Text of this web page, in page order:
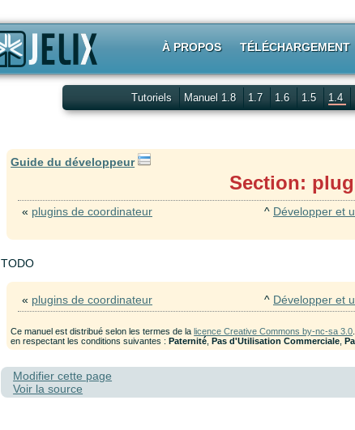
À PROPOS TÉLÉCHARGEMENT
Tutoriels Manuel 1.8 1.7 1.6 1.5 1.4
Guide du développeur
Section:
« plugins de coordinateur ^ Développer et
TODO
« plugins de coordinateur ^ Développer et
Ce manuel est distribué selon les termes de la licence Creative Commons by-nc-sa 3.0
en respectant les conditions suivantes : Paternité Pas d'Utilisation Commerciale
Modifier cette page
Voir la source